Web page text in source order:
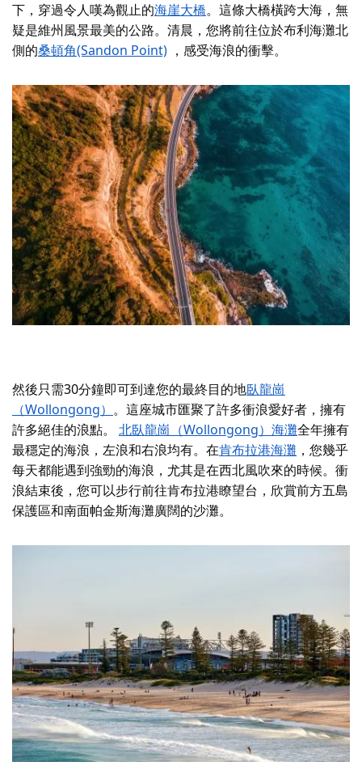
下，穿過令人嘆為觀止的海崖大橋。這條大橋橫跨大海，無
疑是維州風景最美的公路。清晨，您將前往位於布利海灘北
側的桑頓角(Sandon Point) ，感受海浪的衝擊。
然後只需30分鐘即可到達您的最終目的地臥龍崗
（Wollongong） 。這座城市匯聚了許多衝浪愛好者，擁有
許多絕佳的浪點。 北臥龍崗（Wollongong）海灘全年擁有
最穩定的海浪，左浪和右浪均有。在肯布拉港海灘 ，您幾乎
每天都能遇到強勁的海浪，尤其是在西北風吹來的時候。衝
浪結束後，您可以步行前往肯布拉港瞭望台，欣賞前方五島
保護區和南面帕金斯海灘廣闊的沙灘。